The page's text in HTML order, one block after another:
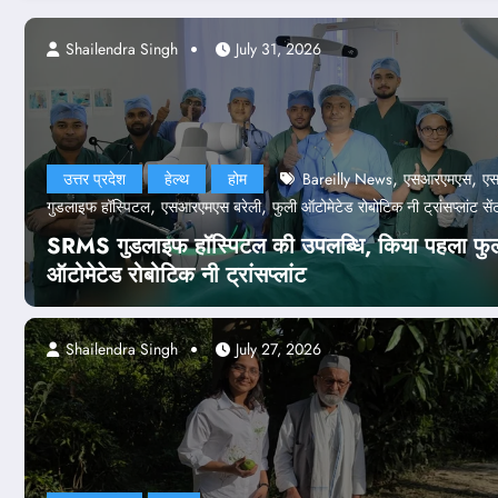
उत्तर प्रदेश हेल्थ होम Bareilly News,एसआरएमएस,
गुडलाइफ हॉस्पिटल,एसआरएमएस बरेली,फुली ऑटोमेटेड रोबोटिक नी ट्रांसप्लांट
SRMS गुडलाइफ हॉस्पिटल की उपलब्धि, किया पहला
ऑटोमेटेड रोबोटिक नी ट्रांसप्लांट
Shailendra Singh July 31, 2026
Shailendra Singh July 27, 2026
होम पेपर लीक केस
NTA के 47 अफसर बर्खास्त, कानूनी
July 24, 2026